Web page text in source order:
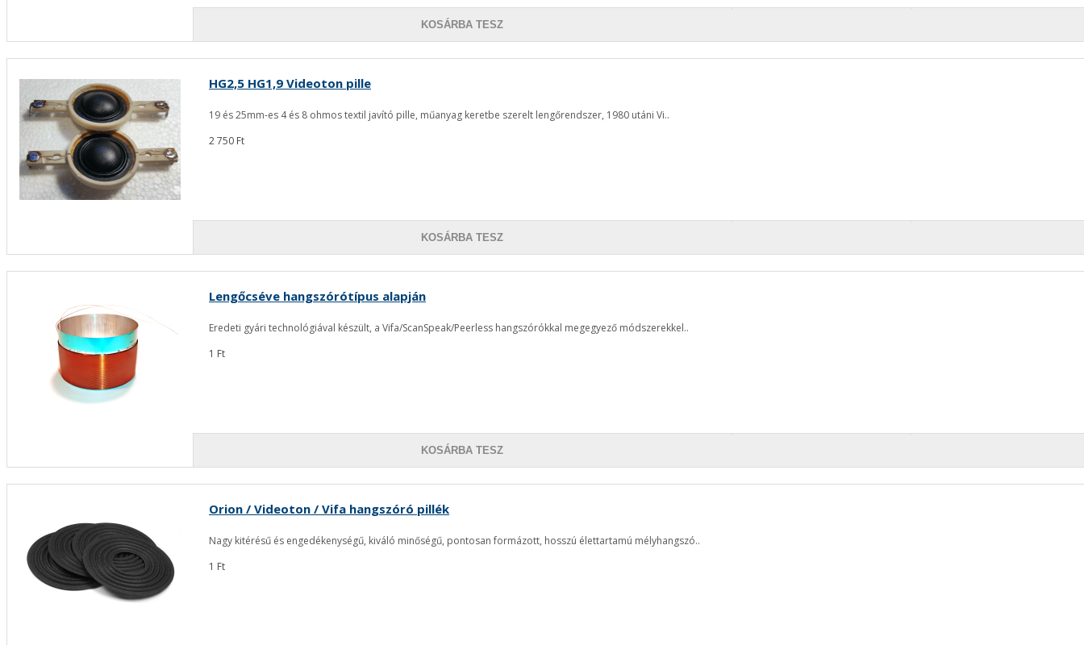
KOSÁRBA TESZ
HG2,5 HG1,9 Videoton pille
19 és 25mm-es 4 és 8 ohmos textil javító pille, műanyag keretbe szerelt lengőrendszer, 1980 utáni Vi..
2 750 Ft
KOSÁRBA TESZ
Lengőcséve hangszórótípus alapján
Eredeti gyári technológiával készült, a Vifa/ScanSpeak/Peerless hangszórókkal megegyező módszerekkel..
1 Ft
KOSÁRBA TESZ
Orion / Videoton / Vifa hangszóró pillék
Nagy kitérésű és engedékenységű, kiváló minőségű, pontosan formázott, hosszú élettartamú mélyhangszó..
1 Ft